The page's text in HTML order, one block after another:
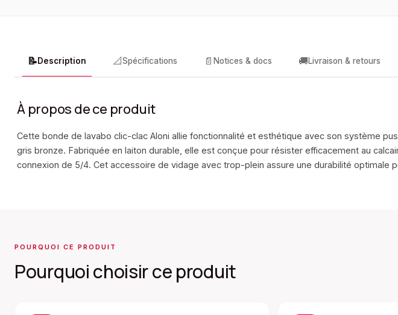
📝Description 📐Spécifications 📄 Notices & docs 🚚Livraison & retours
À propos de ce produit
Cette bonde de lavabo clic-clac Aloni allie fonctionnalité et esthétique avec son système
gris bronze. Fabriquée en laiton durable, elle est conçue pour résister efficacement au
connexion de 5/4. Cet accessoire de vidage avec trop-plein assure une durabilité optimale
POURQUOI CE PRODUIT
Pourquoi choisir ce produit